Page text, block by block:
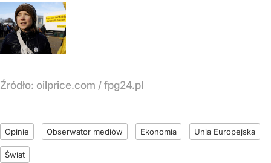
Źródło: oilprice.com / fpg24.pl
Opinie Obserwator mediów Ekonomia Unia Europejska
Świat